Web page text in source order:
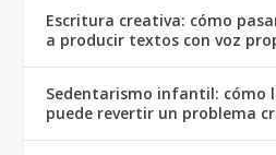
Escritura creativa: cómo
a producir textos con voz
Sedentarismo infantil: cómo
puede revertir un problema